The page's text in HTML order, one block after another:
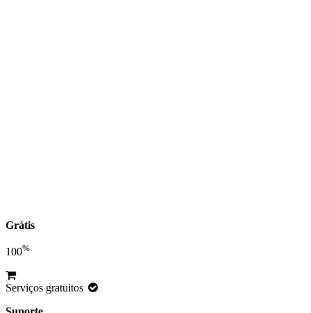
Grátis
100%
Serviços gratuitos